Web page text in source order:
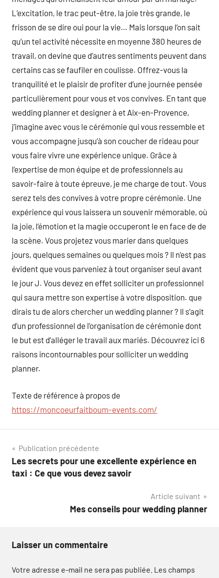
L’excitation, le trac peut-être, la joie très grande, le
frisson de se dire oui pour la vie… Mais lorsque l’on sait
qu’un tel activité nécessite en moyenne 380 heures de
travail, on devine que d’autres sentiments peuvent dans
certains cas se faufiler en coulisse. Offrez-vous la
tranquilité et le plaisir de profiter d’une journée pensée
particulièrement pour vous et vos convives. En tant que
wedding planner et designer à et Aix-en-Provence,
j’imagine avec vous le cérémonie qui vous ressemble et
vous accompagne jusqu’à son coucher de rideau pour
vous faire vivre une expérience unique. ​Grâce à
l’expertise de mon équipe et de professionnels au
savoir-faire à toute épreuve, je me charge de tout. Vous
serez tels des convives à votre propre cérémonie. Une
expérience qui vous laissera un souvenir mémorable, où
la joie, l’émotion et la magie occuperont le en face de de
la scène. Vous projetez vous marier dans quelques
jours, quelques semaines ou quelques mois ? Il n’est pas
évident que vous parveniez à tout organiser seul avant
le jour J. Vous devez en effet solliciter un professionnel
qui saura mettre son expertise à votre disposition. que
dirais tu de alors chercher un wedding planner ? Il s’agit
d’un professionnel de l’organisation de cérémonie dont
le but est d’alléger le travail aux mariés. Découvrez ici 6
raisons incontournables pour solliciter un wedding
planner.
Texte de référence à propos de
https://moncoeurfaitboum-events.com/
Navigation
de
Publication précédente
Les secrets pour une excellente expérience en
taxi : Ce que vous devez savoir
Article suivant
Mes conseils pour wedding planner
Laisser un commentaire
Votre adresse e-mail ne sera pas publiée. Les champs